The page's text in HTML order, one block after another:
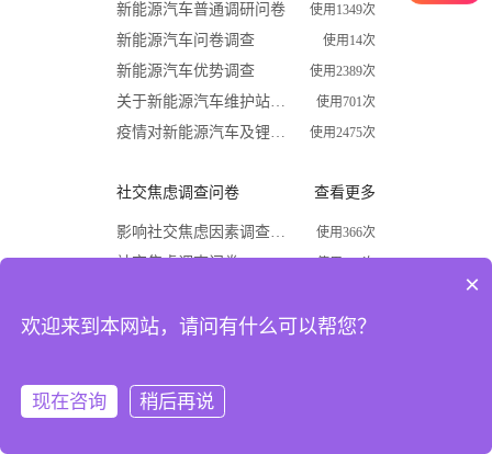
新能源汽车普通调研问卷 使用1349次
新能源汽车问卷调查 使用14次
新能源汽车优势调查 使用2389次
关于新能源汽车维护站调查问卷 使用701次
疫情对新能源汽车及锂电行业影响调查问卷 使用2475次
社交焦虑调查问卷 查看更多
影响社交焦虑因素调查问卷 使用366次
社交焦虑调查问卷
关于大学生社交焦虑问卷调查 使用677次
注册
×
欢迎来到本网站，请问有什么可以帮您？
现在咨询 稍后再说